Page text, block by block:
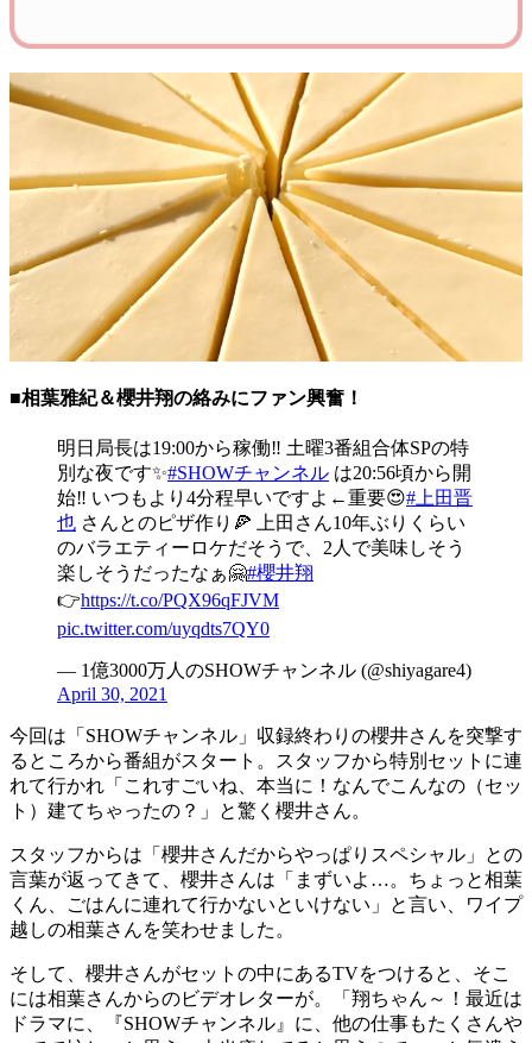
■相葉雅紀＆櫻井翔の絡みにファン興奮！
明日局長は19:00から稼働‼️ 土曜3番組合体SPの特
別な夜です✨#SHOWチャンネル は20:56頃から開
始‼️ いつもより4分程早いですよ←重要😍#上田晋
也 さんとのピザ作り🍕 上田さん10年ぶりくらい
のバラエティーロケだそうで、2人で美味しそう
楽しそうだったなぁ🤗#櫻井翔
👉https://t.co/PQX96qFJVM
pic.twitter.com/uyqdts7QY0
— 1億3000万人のSHOWチャンネル (@shiyagare4)
April 30, 2021
今回は「SHOWチャンネル」収録終わりの櫻井さんを突撃す
るところから番組がスタート。スタッフから特別セットに連
れて行かれ「これすごいね、本当に！なんでこんなの（セッ
ト）建てちゃったの？」と驚く櫻井さん。
スタッフからは「櫻井さんだからやっぱりスペシャル」との
言葉が返ってきて、櫻井さんは「まずいよ…。ちょっと相葉
くん、ごはんに連れて行かないといけない」と言い、ワイプ
越しの相葉さんを笑わせました。
そして、櫻井さんがセットの中にあるTVをつけると、そこ
には相葉さんからのビデオレターが。「翔ちゃん～！最近は
ドラマに、『SHOWチャンネル』に、他の仕事もたくさんや